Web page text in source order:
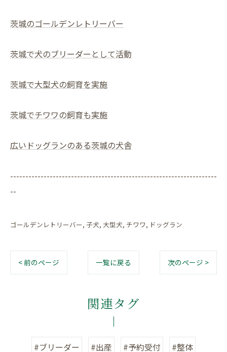
茨城のゴールデンレトリーバー
茨城で犬のブリーダーとして活動
茨城で大型犬の飼育を実施
茨城でチワワの飼育も実施
広いドッグランのある茨城の犬舎
--------------------------------------------------------------------
--
ゴールデンレトリーバー 子犬 大型犬 チワワ ドッグラン
< 前のページ 一覧に戻る 次のページ >
関連タグ
#ブリーダー #出産 #予約受付 #整体